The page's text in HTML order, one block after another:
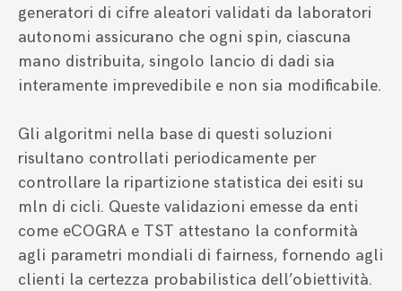
generatori di cifre aleatori validati da laboratori
autonomi assicurano che ogni spin, ciascuna
mano distribuita, singolo lancio di dadi sia
interamente imprevedibile e non sia modificabile.
Gli algoritmi nella base di questi soluzioni
risultano controllati periodicamente per
controllare la ripartizione statistica dei esiti su
mln di cicli. Queste validazioni emesse da enti
come eCOGRA e TST attestano la conformità
agli parametri mondiali di fairness, fornendo agli
clienti la certezza probabilistica dell’obiettività.